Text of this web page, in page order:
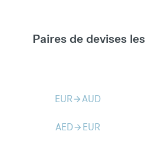
Paires de devises
EURarrow_forwardAUD
AEDarrow_forward EUR